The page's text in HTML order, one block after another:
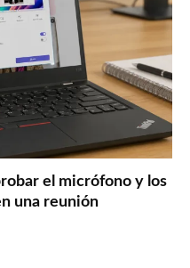
el micrófono y los
una reunión